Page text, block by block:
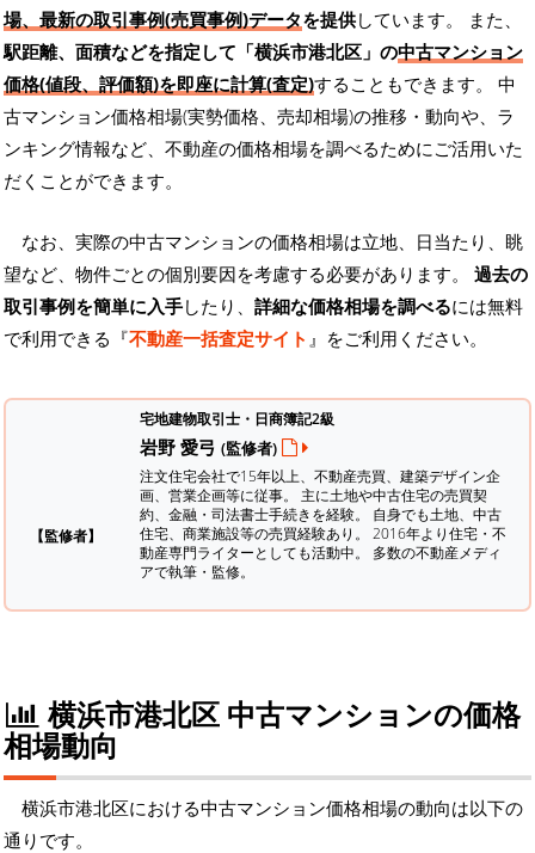
場、最新の取引事例(売買事例)データを提供しています。 また、
駅距離、面積などを指定して「横浜市港北区」の中古マンション
価格(値段、評価額)を即座に計算(査定)することもできます。 中
古マンション価格相場(実勢価格、売却相場)の推移・動向や、ラ
ンキング情報など、不動産の価格相場を調べるためにご活用いた
だくことができます。
なお、実際の中古マンションの価格相場は立地、日当たり、眺
望など、物件ごとの個別要因を考慮する必要があります。 過去の
取引事例を簡単に入手したり、 詳細な価格相場を調べるには無料
で利用できる『不動産一括査定サイト 』をご利用ください。
【監修者】
宅地建物取引士・日商簿記2級
岩野 愛弓 (監修者)
注文住宅会社で15年以上、不動産売買、建築デザイン企
画、営業企画等に従事。 主に土地や中古住宅の売買契
約、金融・司法書士手続きを経験。 自身でも土地、中古
住宅、商業施設等の売買経験あり。 2016年より住宅・不
動産専門ライターとしても活動中。 多数の不動産メディ
アで執筆・監修。
横浜市港北区 中古マンションの価格
相場動向
横浜市港北区における中古マンション価格相場の動向は以下の
通りです。